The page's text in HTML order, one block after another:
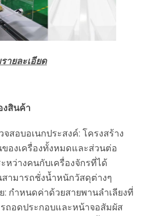
ายละเอียด
สินค้า
จสอบอเนกประสงค์: โครงสร้าง
องเครื่องทั้งหมดและส่วนต่อ
หว่างคนกับเครื่องจักรที่ได้
ามารถชั่งน้ำหนักวัสดุต่างๆ
: กำหนดค่าด้วยสายพานลำเลียงที่
ถอดประกอบและหน้าจอสัมผัส